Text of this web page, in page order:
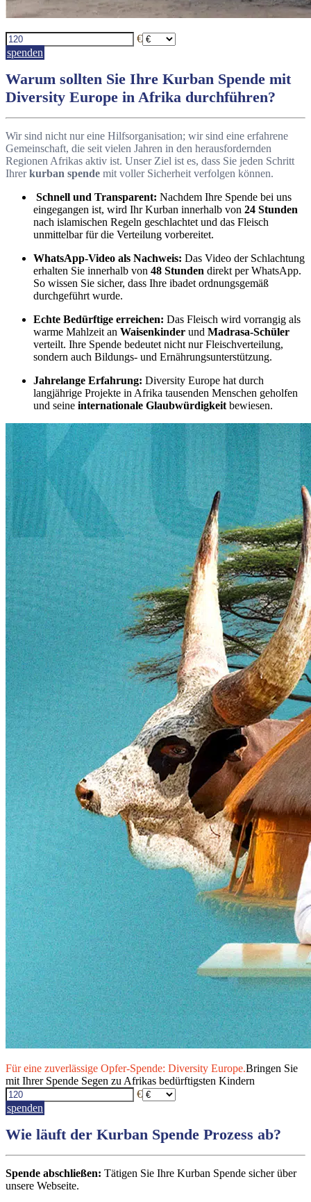
€
spenden
Warum sollten Sie Ihre Kurban Spende mit
Diversity Europe in Afrika durchführen?
Wir sind nicht nur eine Hilfsorganisation; wir sind eine erfahrene
Gemeinschaft, die seit vielen Jahren in den herausfordernden
Regionen Afrikas aktiv ist. Unser Ziel ist es, dass Sie jeden Schritt
Ihrerkurban spende mit voller Sicherheit verfolgen können.
Schnell und Transparent: Nachdem Ihre Spende bei uns
eingegangen ist, wird Ihr Kurban innerhalb von 24 Stunden
nach islamischen Regeln geschlachtet und das Fleisch
unmittelbar für die Verteilung vorbereitet.
WhatsApp-Video als Nachweis: Das Video der Schlachtung
erhalten Sie innerhalb von 48 Stunden direkt per WhatsApp.
So wissen Sie sicher, dass Ihre ibadet ordnungsgemäß
durchgeführt wurde.
Echte Bedürftige erreichen: Das Fleisch wird vorrangig als
warme Mahlzeit an Waisenkinder und Madrasa-Schüler
verteilt. Ihre Spende bedeutet nicht nur Fleischverteilung,
sondern auch Bildungs- und Ernährungsunterstützung.
Jahrelange Erfahrung: Diversity Europe hat durch
langjährige Projekte in Afrika tausenden Menschen geholfen
und seine internationale Glaubwürdigkeit bewiesen.
Für eine zuverlässige Opfer-Spende: Diversity Europe.Bringen Sie
mit Ihrer Spende Segen zu Afrikas bedürftigsten Kindern
€
spenden
Wie läuft der Kurban Spende Prozess ab?
Spende abschließen: Tätigen Sie Ihre Kurban Spende sicher über
unsere Webseite.